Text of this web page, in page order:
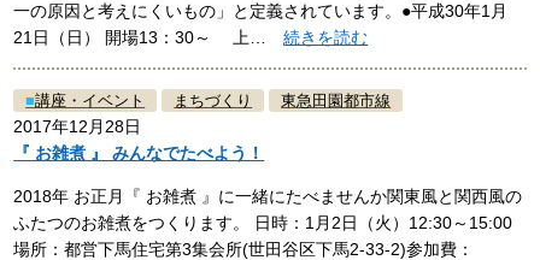
一の原因と考えにくいもの」と定義されています。●平成30年1月
21日（日） 開場13：30～ 上…続きを読む
■講座・イベント まちづくり 東急田園都市線
2017年12月28日
『 お雑煮 』 みんなでたべよう！
2018年 お正月『 お雑煮 』に一緒にたべませんか関東風と関西風の
ふたつのお雑煮をつくります。 日時：1月2日（火）12:30～15:00
場所：都営下馬住宅第3集会所(世田谷区下馬2-33-2)参加費：